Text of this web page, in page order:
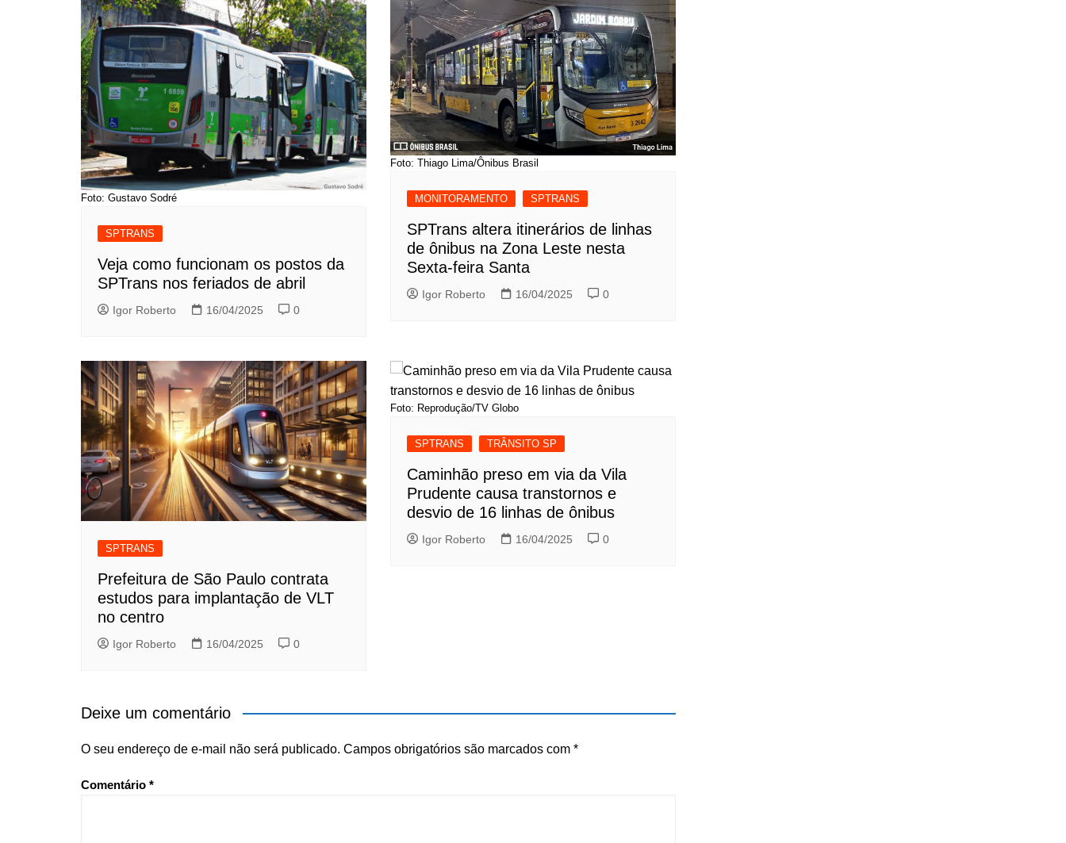
Foto: Gustavo Sodré
SPTRANS
Veja como funcionam os postos da
SPTrans nos feriados de abril
Igor Roberto 16/04/2025 0
Foto: Thiago Lima/Ônibus Brasil
MONITORAMENTO SPTRANS
SPTrans altera itinerários de linhas
de ônibus na Zona Leste nesta
Sexta-feira Santa
Igor Roberto 16/04/2025 0
SPTRANS
Prefeitura de São Paulo contrata
estudos para implantação de VLT
no centro
Igor Roberto 16/04/2025 0
Foto: Reprodução/TV Globo
SPTRANS TRÂNSITO SP
Caminhão preso em via da Vila
Prudente causa transtornos e
desvio de 16 linhas de ônibus
Igor Roberto 16/04/2025 0
Deixe um comentário
O seu endereço de e-mail não será publicado. Campos obrigatórios são marcados com *
Comentário *